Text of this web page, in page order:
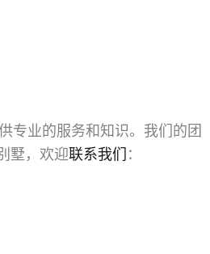
专业的服务和知识。我们的团
墅，欢迎联系我们 ：